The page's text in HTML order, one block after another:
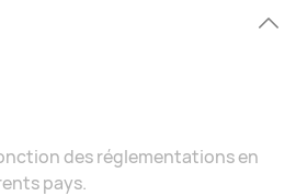
des réglementations en
pays.